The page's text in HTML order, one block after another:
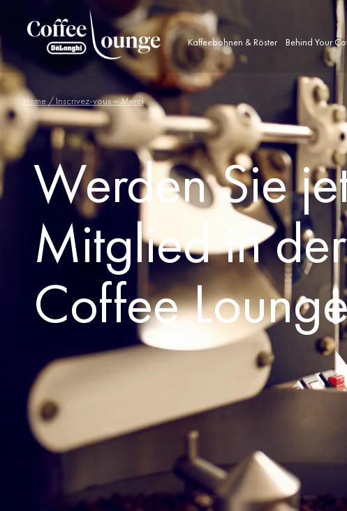
Kaffeebohnen & Röster Behind Your
Home / Inscrivez-vous – Merci
Werden Sie
Mitglied in
Coffee